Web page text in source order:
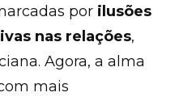
por ilusões
nas relações,
Agora, a alma
mais